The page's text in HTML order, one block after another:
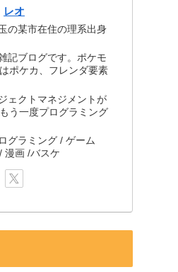
レオ
の某市在住の理系出身
記ブログです。ポケモ
ポケカ、フレンダ要素
ェクトマネジメントが
う一度プログラミング
グラミング / ゲーム
漫画 /バスケ